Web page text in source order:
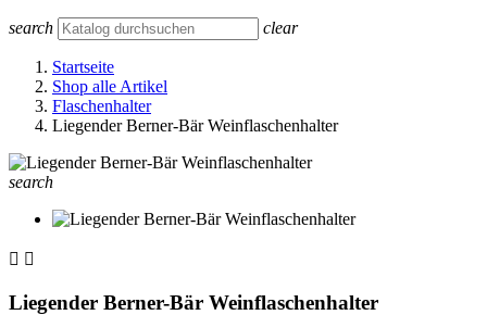
search clear
Startseite
Shop alle Artikel
Flaschenhalter
Liegender Berner-Bär Weinflaschenhalter
search
 
Liegender Berner-Bär Weinflaschenhalter